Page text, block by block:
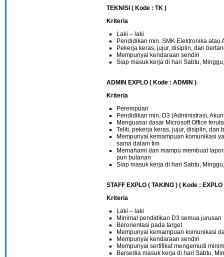
TEKNISI ( Kode : TK )
Kriteria
Laki – laki
Pendidikan min. SMK Elektronika atau
Pekerja keras, jujur, disiplin, dan
Mempunyai kendaraan sendiri
Siap masuk kerja di hari Sabtu,
ADMIN EXPLO ( Kode : ADMIN )
Kriteria
Perempuan
Pendidikan min. D3 (Administrasi,
Menguasai dasar Microsoft Office
Teliti, pekerja keras, jujur, disiplin, dan
Mempunyai kemampuan komunikasi
sama dalam tim
Memahami dan mampu membuat
pun bulanan
Siap masuk kerja di hari Sabtu,
STAFF EXPLO ( TAKING ) ( Kode : EXPLO
Kriteria
Laki – laki
Minimal pendidikan D3 semua jurusan
Berorientasi pada target
Mempunyai kemampuan komunikasi
Mempunyai kendaraan sendiri
Mempunyai sertifikat mengemudi
Bersedia masuk kerja di hari Sabtu,